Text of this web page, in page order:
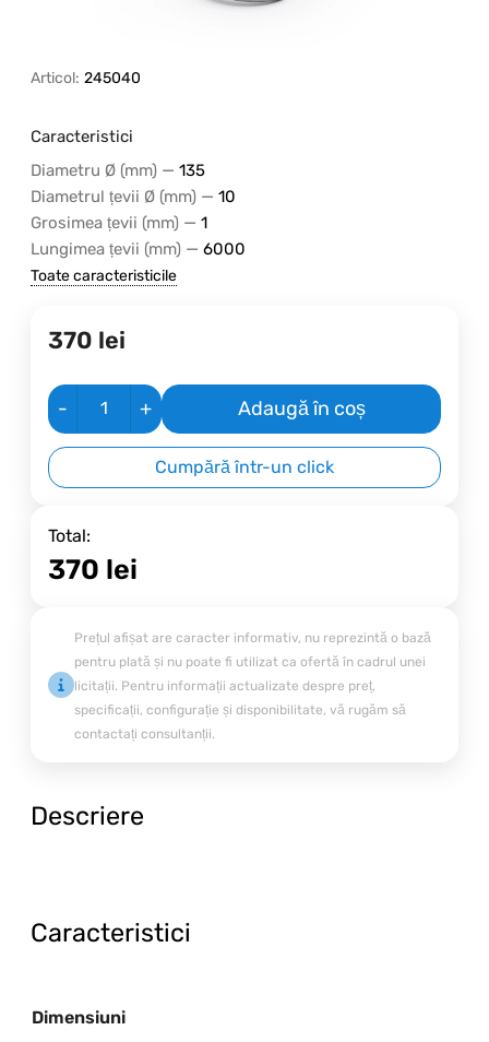
Articol: 245040
Caracteristici
Diametru Ø (mm) — 135
Diametrul țevii Ø (mm) — 10
Grosimea țevii (mm) — 1
Lungimea țevii (mm) — 6000
Toate caracteristicile
370 lei
- + Adaugă în coș
Cumpără într-un click
Total:
370 lei
Prețul afișat are caracter informativ, nu reprezintă o bază
pentru plată și nu poate fi utilizat ca ofertă în cadrul unei
licitații. Pentru informații actualizate despre preț,
specificații, configurație și disponibilitate, vă rugăm să
contactați consultanții.
Descriere
Caracteristici
Dimensiuni